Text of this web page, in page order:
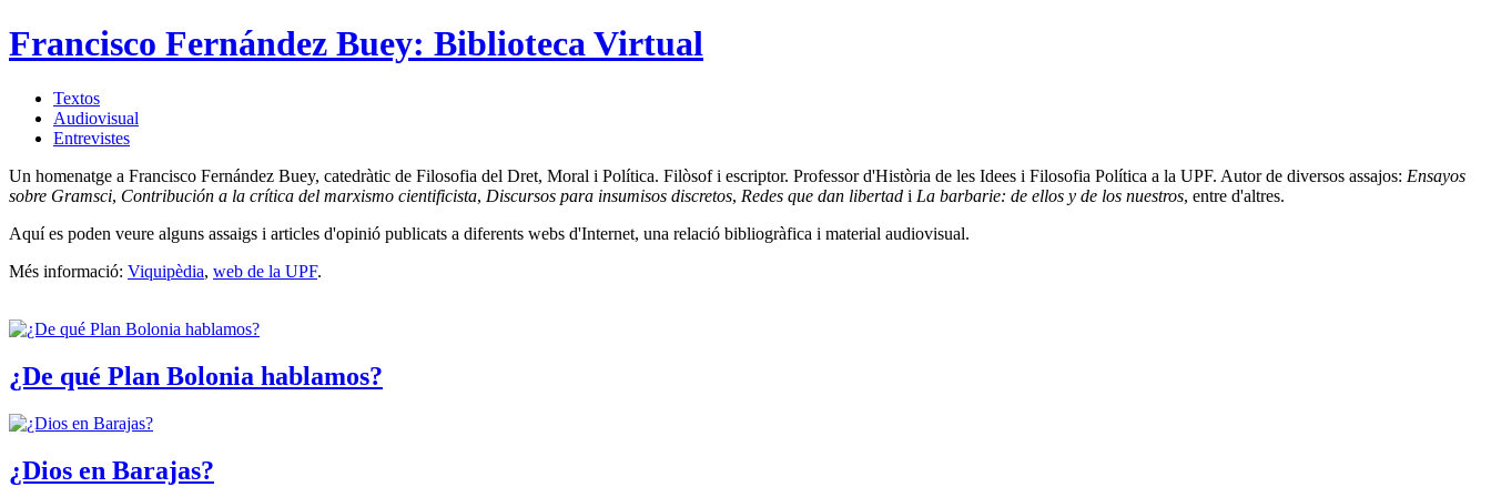
Francisco Fernández Buey: Biblioteca Virtual
Textos
Audiovisual
Entrevistes
Un homenatge a Francisco Fernández Buey, catedràtic de Filosofia del Dret, Moral i Política. Filòsof i escriptor. Professor d'Història de les Idees i Filosofia Política a la UPF. Autor de diversos assajos: Ensayos
sobre Gramsci, Contribución a la crítica del marxismo cientificista, Discursos para insumisos discretos, Redes que dan libertad i La barbarie: de ellos y de los nuestros, entre d'altres.
Aquí es poden veure alguns assaigs i articles d'opinió publicats a diferents webs d'Internet, una relació bibliogràfica i material audiovisual.
Més informació: Viquipèdia, web de la UPF.
¿De qué Plan Bolonia hablamos?
¿Dios en Barajas?